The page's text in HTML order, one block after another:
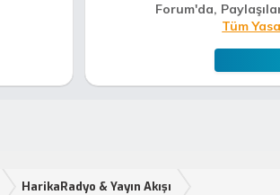
Forum'da,
Tüm
HarikaRadyo & Yayın Akışı